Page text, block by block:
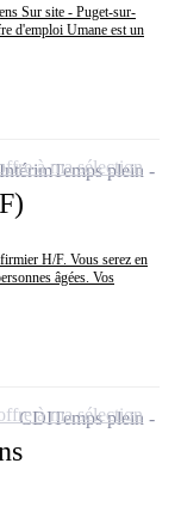
Sur site - Puget-sur-
d'emploi Umane est un
H/F. Vous serez en
âgées. Vos
IntérimTemps plein
à ma sélection
CDITemps plein
à ma sélection